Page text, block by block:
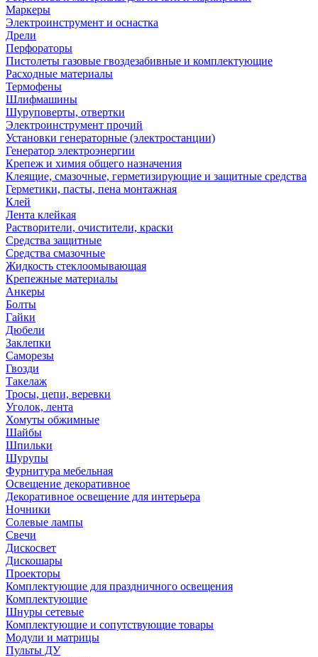
Маркеры
Электроинструмент и оснастка
Дрели
Перфораторы
Пистолеты газовые гвоздезабивные и комплектующие
Расходные материалы
Термофены
Шлифмашины
Шуруповерты, отвертки
Электроинструмент прочий
Установки генераторные (электростанции)
Генератор электроэнергии
Крепеж и химия общего назначения
Клеящие, смазочные, герметизирующие и защитные средства
Герметики, пасты, пена монтажная
Клей
Лента клейкая
Растворители, очистители, краски
Средства защитные
Средства смазочные
Жидкость стеклоомывающая
Крепежные материалы
Анкеры
Болты
Гайки
Дюбели
Заклепки
Саморезы
Гвозди
Такелаж
Тросы, цепи, веревки
Уголок, лента
Хомуты обжимные
Шайбы
Шпильки
Шурупы
Фурнитура мебельная
Освещение декоративное
Декоративное освещение для интерьера
Ночники
Солевые лампы
Свечи
Дискосвет
Дискошары
Проекторы
Комплектующие для праздничного освещения
Комплектующие
Шнуры сетевые
Комплектующие и сопутствующие товары
Модули и матрицы
Пульты ДУ